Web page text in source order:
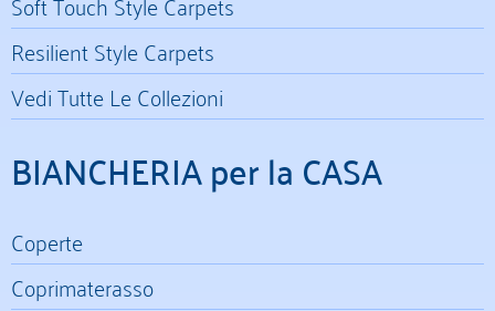
Resilient Style Carpets
Vedi Tutte Le Collezioni
BIANCHERIA per la CASA
Coperte
Coprimaterasso